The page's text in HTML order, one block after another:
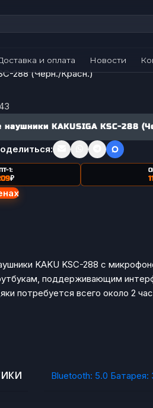
и оплата Новости
288 (Черн./Красн.)
KAKUSIGA KSC-288
1:
₽
KAKU KSC-288 с
поддерживающим
потребуется всего около 2
Bluetooth: 5.0 Батарея: